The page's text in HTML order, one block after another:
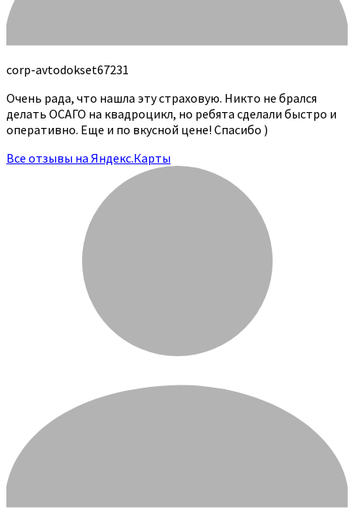
corp-avtodokset67231
Очень рада, что нашла эту страховую. Никто не брался
делать ОСАГО на квадроцикл, но ребята сделали быстро и
оперативно. Еще и по вкусной цене! Спасибо )
Все отзывы на Яндекс.Карты